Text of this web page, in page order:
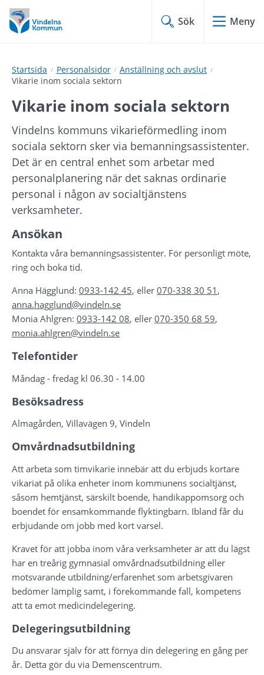
Hoppa
till
innehåll
Hoppa
till
undermeny
Sök Meny
Startsida Personalsidor
Anställning och avslut
Vikarie inom sociala sektorn
Vikarie inom sociala sektorn
Vindelns kommuns vikarieförmedling inom
sociala sektorn sker via bemanningsassistenter.
Det är en central enhet som arbetar med
personalplanering när det saknas ordinarie
personal i någon av socialtjänstens
verksamheter.
Ansökan
Kontakta våra bemanningsassistenter. För personligt möte,
ring och boka tid.
Anna Hägglund: 0933-142 45, eller 070-338 30 51
anna.hagglund@vindeln.se
Monia Ahlgren: 0933-142 08, eller 070-350 68 59
monia.ahlgren@vindeln.se
Telefontider
Måndag - fredag kl 06.30 - 14.00
Besöksadress
Almagården, Villavägen 9, Vindeln
Omvårdnadsutbildning
Att arbeta som timvikarie innebär att du erbjuds kortare
vikariat på olika enheter inom kommunens socialtjänst,
såsom hemtjänst, särskilt boende, handikappomsorg och
boendet för ensamkommande flyktingbarn. Ibland får du
erbjudande om jobb med kort varsel.
Kravet för att jobba inom våra verksamheter är att du lägst
har en treårig gymnasial omvårdnadsutbildning eller
motsvarande utbildning/erfarenhet som arbetsgivaren
bedömer lämplig samt, i förekommande fall, kompetens
att ta emot medicindelegering.
Delegeringsutbildning
Du ansvarar själv för att förnya din delegering en gång per
år. Detta gör du via Demenscentrum.